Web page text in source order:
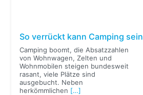
So verrückt kann Camping sein
Camping boomt, die Absatzzahlen
von Wohnwagen, Zelten und
Wohnmobilen steigen bundesweit
rasant, viele Plätze sind
ausgebucht. Neben
herkömmlichen […]